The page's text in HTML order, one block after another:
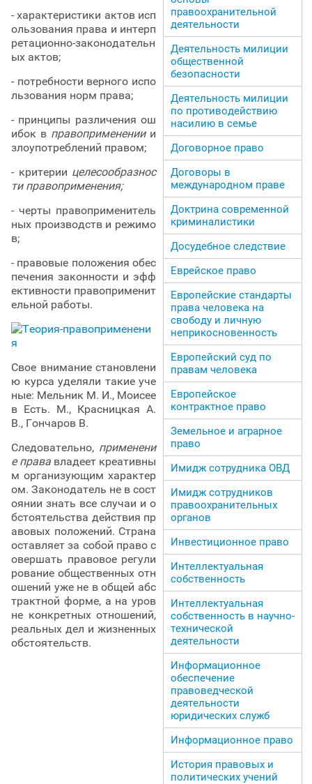
- характеристики актов исп
ользования права и интерп
ретационно-законодательн
ых актов;
- потребности верного испо
льзования норм права;
- принципы различения ош
ибок в правоприменениии
злоупотреблений правом;
- критерии целесообразнос
ти правоприменения;
- черты правоприменитель
ных производств и режимо
в;
- правовые положения обес
печения законности и эфф
ективности правоприменит
ельной работы.
Свое внимание становлени
ю курса уделяли такие уче
ные: Мельник М. И., Моисее
в Есть. М., Красницкая А.
В., Гончаров В.
Следовательно, применени
е права владеет креативны
м организующим характер
ом. Законодатель не в сост
оянии знать все случаи и о
бстоятельства действия пр
авовых положений. Страна
оставляет за собой право с
овершать правовое регули
рование общественных отн
ошений уже не в общей абс
трактной форме, а на уров
не конкретных отношений,
реальных дел и жизненных
обстоятельств.
правоохранительной
деятельности
Деятельность милиции
общественной
безопасности
Деятельность милиции
по противодействию
насилию в семье
Договорное право
Договоры в
международном праве
Доктрина современной
криминалистики
Досудебное следствие
Еврейское право
Европейские стандарты
права человека на
свободу и личную
неприкосновенность
Европейский суд по
правам человека
Европейское
контрактное право
Земельное и аграрное
право
Имидж сотрудника ОВД
Имидж сотрудников
правоохранительных
органов
Инвестиционное право
Интеллектуальная
собственность
Интеллектуальная
собственность в научно-
технической
деятельности
Информационное
обеспечение
правоведческой
деятельности
юридических служб
Информационное право
История правовых и
политических учений